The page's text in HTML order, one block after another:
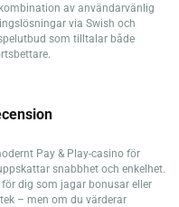
av användarvänlig
via Swish och
som tilltalar både
Pay & Play-casino för
snabbhet och enkelhet.
dig som jagar bonusar eller
– men om du värderar